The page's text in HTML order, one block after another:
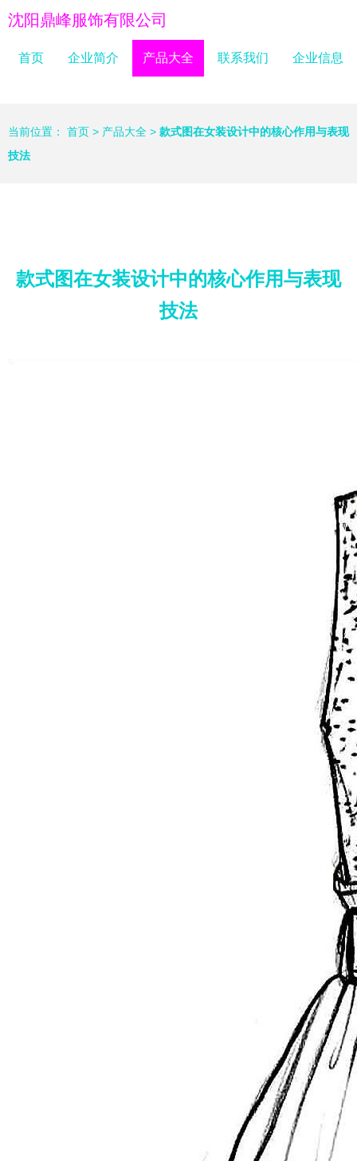
沈阳鼎峰服饰有限公司
首页 企业简介 产品大全 联系我们 企业信息
当前位置： 首页 > 产品大全 > 款式图在女装设计中的核心作用与表现
技法
款式图在女装设计中的核心作用与表现
技法